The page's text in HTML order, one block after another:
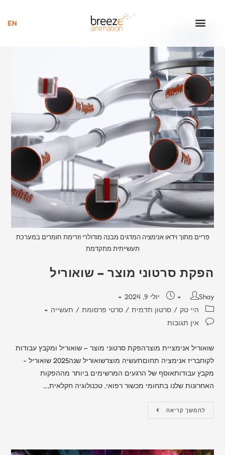
פריים מתוך וידאו אנימציה המדגים מבנה מודולרי וזרימת חומרים במערכת
תעשייתית מתקדמת
הפקת סרטוני מוצר – שואוריל
Shay
יולי 9, 2024
היי טק / סרטון תדמית / סרטי פרסומת / תעשייה
אין תגובות
שואוריל אנימציית מוצרהפקת סרטוני מוצר – שואוריל ומקבץ עבודות
לקוחבריז אנימציה תחוםתעשיה מוצרשואוריל שנה2025 שואוריל -
מקבץ עבודותאוסף של הרגעים המרשימים ביותר מההפקות
האחרונות שלנו בתחומי מכשור רפואי, טכנולוגיה חקלאית,…
להמשך קריאה